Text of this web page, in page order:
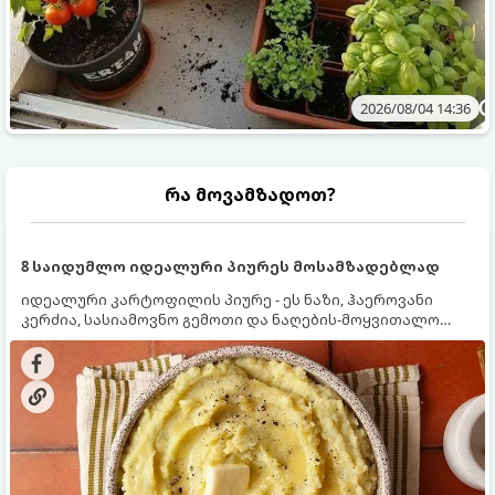
2026/08/04 14:36
რა მოვამზადოთ?
8 საიდუმლო იდეალური პიურეს მოსამზადებლად
იდეალური კარტოფილის პიურე - ეს ნაზი, ჰაეროვანი
კერძია, სასიამოვნო გემოთი და ნაღების-მოყვითალო
ფერით. მისი მომზადება ძალიან მარტივია, მაგრამ
არსებობს რამდენიმე საიდუმლო, რომლებიც უნდა
იცოდეთ, რომ პიურე იდეალურად გემრიელი გამოვიდეს.